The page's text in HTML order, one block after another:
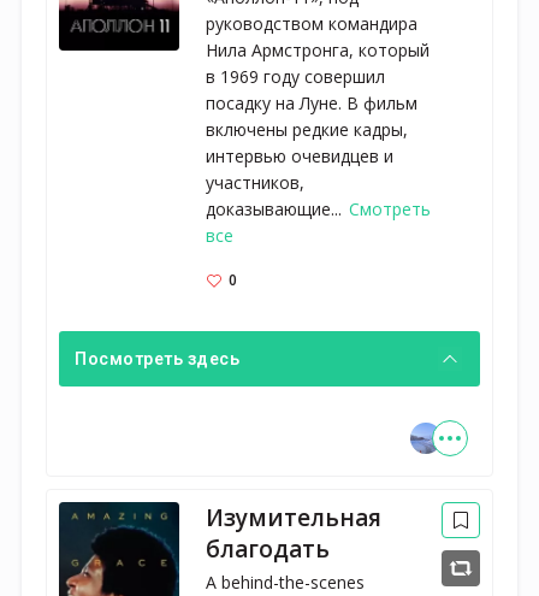
руководством командира
Нила Армстронга, который
в 1969 году совершил
посадку на Луне. В фильм
включены редкие кадры,
интервью очевидцев и
участников,
доказывающие... Смотреть
все
0
Посмотреть здесь
Изумительная
благодать
A behind-the-scenes